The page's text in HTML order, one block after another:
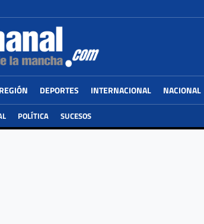
REGIÓN DEPORTES INTERNACIONAL NACIONAL
POLÍTICA SUCESOS